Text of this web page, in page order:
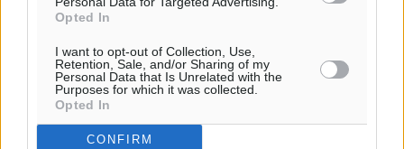
Opted In
I want to opt-out of Collection, Use,
Retention, Sale, and/or Sharing of my
Personal Data that Is Unrelated with the
Purposes for which it was collected.
Opted In
CONFIRM
Μόνιμες θέσεις στους παιδικούς σταθμούς: Οι
προϋποθέσεις, η 24μηνη εμπειρία και οι προθεσμίες
για τους δήμους
Τοπικές Ειδήσεις